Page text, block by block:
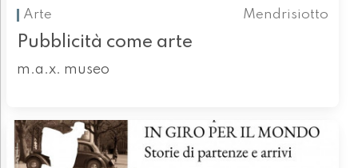
Arte
Mendrisiotto
Pubblicità come arte
m.a.x. museo